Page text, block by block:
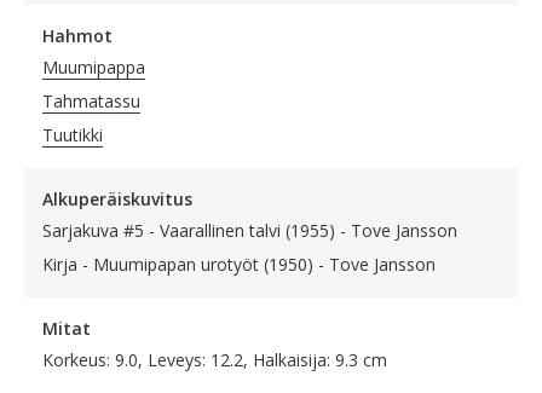
Hahmot
Muumipappa
Tahmatassu
Tuutikki
Alkuperäiskuvitus
Sarjakuva #5 - Vaarallinen talvi (1955) - Tove Jansson
Kirja - Muumipapan urotyöt (1950) - Tove Jansson
Mitat
Korkeus: 9.0, Leveys: 12.2, Halkaisija: 9.3 cm